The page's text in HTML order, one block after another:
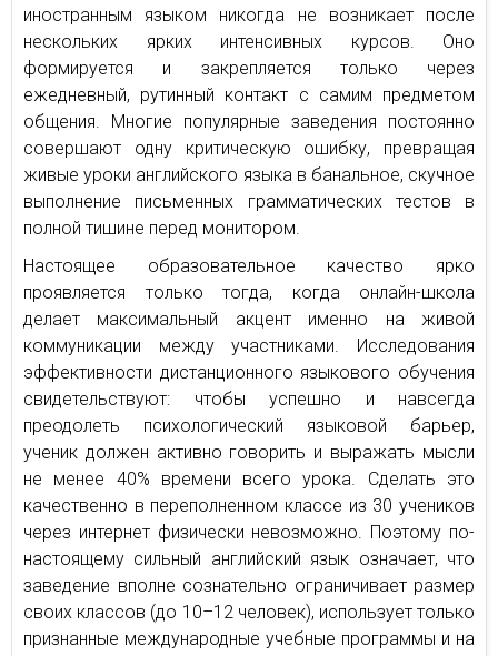
иностранным языком никогда не возникает после
нескольких ярких интенсивных курсов. Оно
формируется и закрепляется только через
ежедневный, рутинный контакт с самим предметом
общения. Многие популярные заведения постоянно
совершают одну критическую ошибку, превращая
живые уроки английского языка в банальное, скучное
выполнение письменных грамматических тестов в
полной тишине перед монитором.
Настоящее образовательное качество ярко
проявляется только тогда, когда онлайн-школа
делает максимальный акцент именно на живой
коммуникации между участниками. Исследования
эффективности дистанционного языкового обучения
свидетельствуют: чтобы успешно и навсегда
преодолеть психологический языковой барьер,
ученик должен активно говорить и выражать мысли
не менее 40% времени всего урока. Сделать это
качественно в переполненном классе из 30 учеников
через интернет физически невозможно. Поэтому по-
настоящему сильный английский язык означает, что
заведение вполне сознательно ограничивает размер
своих классов (до 10–12 человек), использует только
признанные международные учебные программы и на